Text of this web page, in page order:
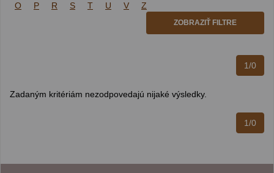
O
P R S T U V Z
ZOBRAZIŤ FILTRE
1/0
Zadaným kritériám nezodpovedajú nijaké výsledky.
1/0